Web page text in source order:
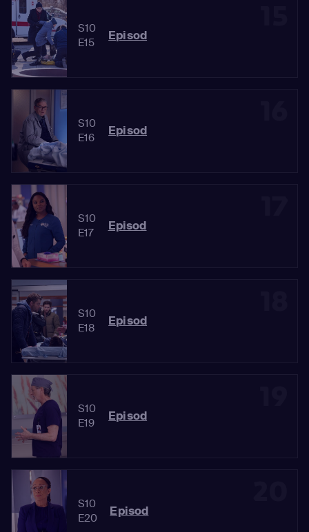
S10
E15
Episod
S10
E16
Episod
S10
E17
Episod
S10
E18
Episod
S10
E19
Episod
S10
E20
Episod